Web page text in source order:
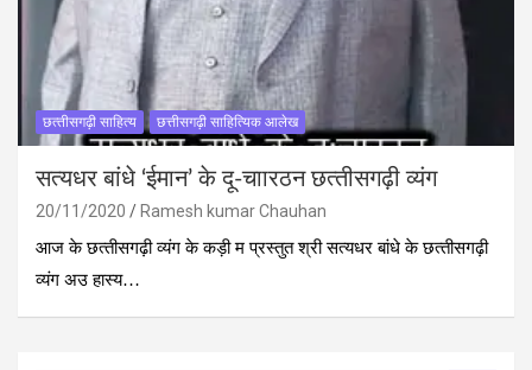
छत्‍तीसगढ़ी साहित्‍य छत्तीसगढ़ी साहित्यिक आलेख
सत्‍यधर बांधे ‘ईमान’ के दू-चाारठन छत्‍तीसगढ़ी व्‍यंग
20/11/2020
Ramesh kumar Chauhan
आज के छत्‍तीसगढ़ी व्‍यंग के कड़ी म प्रस्‍तुत श्री सत्‍यधर बांधे के छत्‍तीसगढ़ी
व्‍यंग अउ हास्‍य…